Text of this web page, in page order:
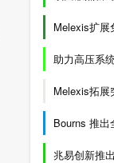
Melexis扩展
助力高压系
Melexis拓展
Bourns 推出
兆易创新推